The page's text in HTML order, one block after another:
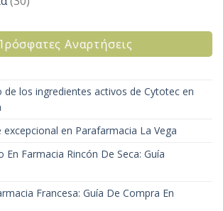
Αναρτήσεις
de los ingredientes activos de Cytotec en
excepcional en Parafarmacia La Vega
Farmacia Rincón De Seca: Guía
Francesa: Guía De Compra En